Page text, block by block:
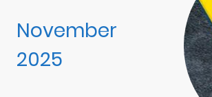
November
2025